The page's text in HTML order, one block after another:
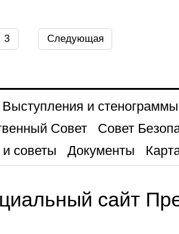
3 Следующая
Выступления и стенограммы
Совет
Совет
советы
Документы
сайт